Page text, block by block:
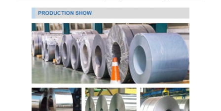
Evde
Videolar